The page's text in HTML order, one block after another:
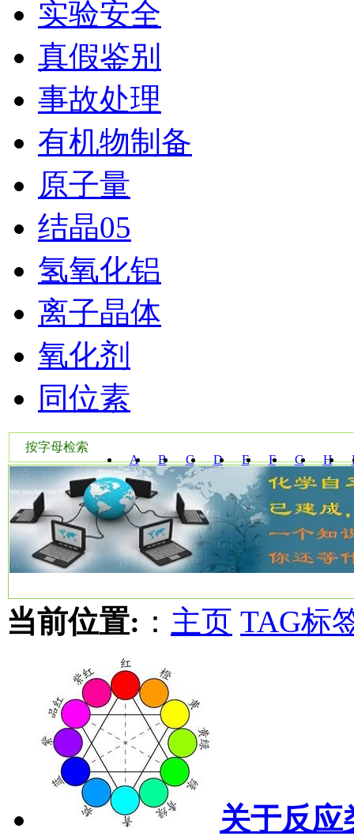
实验安全
真假鉴别
事故处理
有机物制备
原子量
结晶05
氢氧化铝
离子晶体
氧化剂
同位素
按字母检索
A
B C D E F G H
W Y
当前位置: ： 主页 TAG标
关于反应